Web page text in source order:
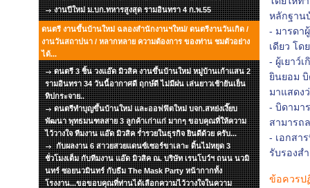
งานปีใหม่ ม.บก.ทหารสูงสุด รามอินทรา 4 ก.พ.55
ดนตรี งานขึ้นบ้านใหม่ ฉลองสำนักงานฯใหม่/ ดนตรีงานวันเกิด /
งานวันสถาปนา / หลากหลาย ความต้องการ ของท่าน ชมตัวอย่าง
ได้...
ดนตรี 3 ชิ้น วงแอ๊ด มิวสิค งานขึ้นบ้านใหม่ หมู่บ้านเก้าแสน 2
รามอินทรา 34 วันนี้อากาศดี ฤกษ์ดี ไม่มีฝน เล่นยาวเช้ายันเย็น
ทิปกระจาย..
ดนตรีทำบุญขึ้นบ้านใหม่ และออฟฟิตใหม่ บจก.สหย่งเงี๊ยบ
พัฒนา พุทธมนฑลสาย 3 ลูกค้าเก่าแก่ มากๆ ขอบคุณที่ให้ความ
ไว้วางใจ ทีมงาน แอ๊ด มิวสิค ร่ำรวยในธุรกิจ ยินดีด้วย ครับ...
กับผลงาน 6 สาวยสวยแดนซ์เซอร์ขาเลาะ ดิ้นไม่หยุด 3
ชั่วโมงเต็ม กับทีมงาน แอ๊ด มิวสิค ณ. บริษัท เรนโบว์ฯ ถนน นวมิ
นทร์ ซอยนวมินทร์ กับธีม The Mask Party หน้ากากทั้ง
โรงงาน...ขอขอบคุณที่ท่านได้เลือกความไว้วางใจในความ
หลักฐาน
- มารดา
เดียว โด
- ผู้เยาว์
ยินยอม บิ
มาแสดง
- บิดามา
สามารถ
- เอกสา
รับรองส
ข้อควรป